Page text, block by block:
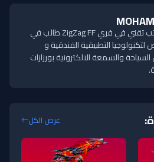
محمد بالنعيم كاتب تقني في فري ZigZag FF طالب في
التطبيقية الفندقية و
والسمعة الالكترونية بورزازات
عرض الكل